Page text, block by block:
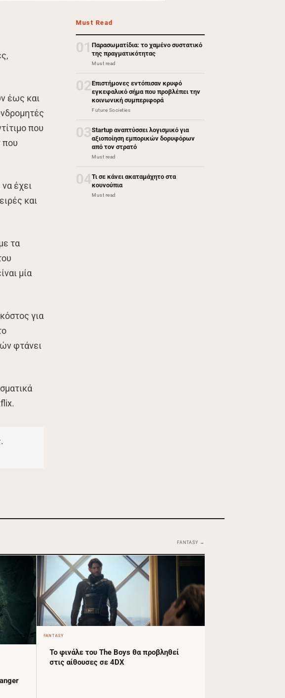
έως και
που
που
έχει
και
τα
μία
για
φτάνει
Must Read
01 Παρασωματίδια: το χαμένο συστατικό
της πραγματικότητας
Must read
02Επιστήμονες εντόπισαν κρυφό
εγκεφαλικό σήμα που προβλέπει την
κοινωνική συμπεριφορά
Future Societies
03Startup αναπτύσσει λογισμικό για
αξιοποίηση εμπορικών δορυφόρων
από τον στρατό
Must read
04Τι σε κάνει ακαταμάχητο στα
κουνούπια
Must read
FANTASY →
FANTASY
Το φινάλε του The Boys θα προβληθεί
στις αίθουσες σε 4DX